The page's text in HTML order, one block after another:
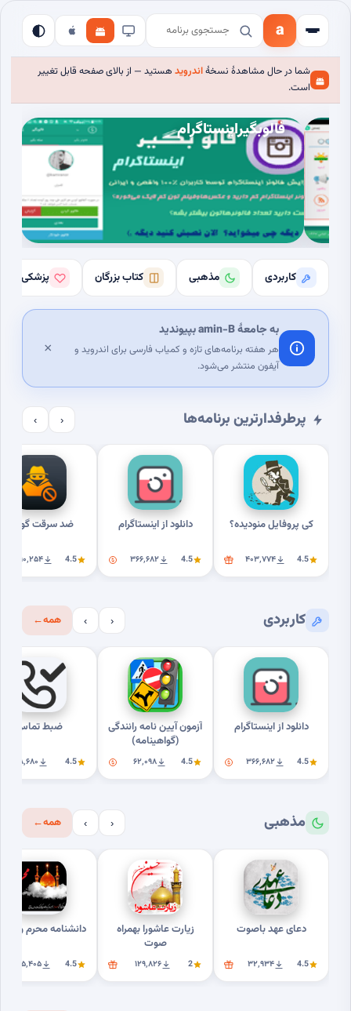
a
شما در حال مشاهدهٔ نسخهٔاندروید هستید — از بالای صفحه قابل تغییر
است.
فالوبگیراینستاگرام
کاربردی مذهبی کتاب بزرگان پزشکی
به جامعهٔ amin-B بپیوندید
هر هفته برنامه‌های تازه و کمیاب فارسی برای اندروید و
آیفون منتشر می‌شود.
×
پرطرفدارترین برنامه‌ها ‹
›
کی پروفایل منودیده؟
4.5 ۴۰۳٬۷۷۴
دانلود از اینستاگرام
4.5 ۳۶۶٬۶۸۲
ضد سرقت گوشی
4.5 ۳۱۰٬۲۵۴
کاربردی ‹
› همه←
دانلود از اینستاگرام
4.5 ۳۶۶٬۶۸۲
آزمون آیین نامه رانندگی
(گواهینامه)
4.5 ۶۲٬۰۹۸
ضبط تماس
4.5 ۸٬۶۸۰
مذهبی ‹
› همه←
دعای عهد باصوت
4.5 ۳۲٬۹۳۴
زیارت عاشورا بهمراه
صوت
2 ۱۲۹٬۸۲۶
دانشنامه محرم
4.5 ۲۵٬۴۰۵